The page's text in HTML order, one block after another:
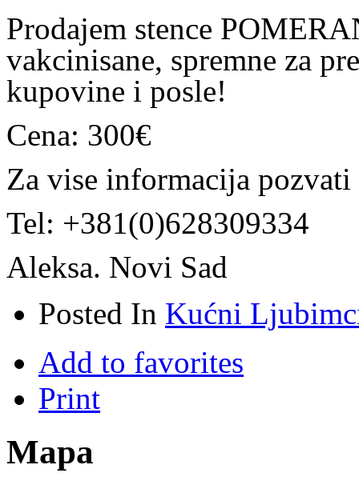
Prodajem stence
vakcinisane, spremne za
kupovine i posle!
Cena: 300€
Za vise informacija
Tel: +381(0)628309334
Aleksa. Novi Sad
Posted In Kućni
Add to favorites
Print
Mapa